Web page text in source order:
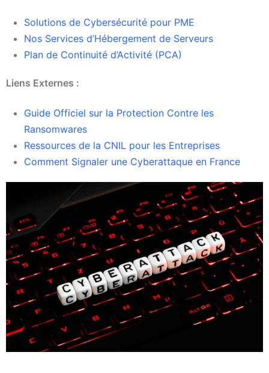
Solutions de Cybersécurité pour PME
Nos Services d’Hébergement de Serveurs
Plan de Continuité d’Activité (PCA)
Liens Externes :
Guide Officiel sur la Protection Contre les
Ransomwares
Ressources de la CNIL pour les Entreprises
Comment Signaler une Cyberattaque en France